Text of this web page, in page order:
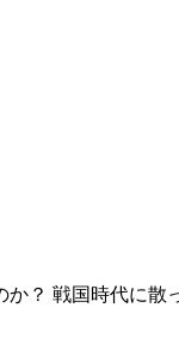
？ 戦国時代に